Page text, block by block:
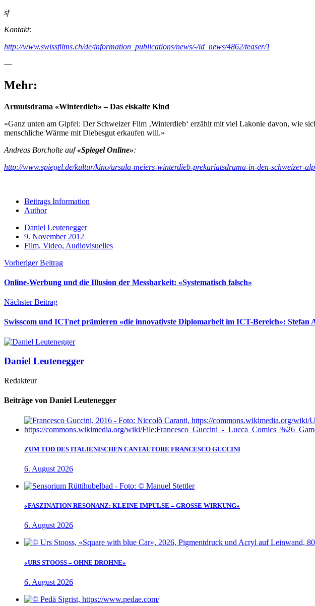
sf
Kontakt:
http://www.swissfilms.ch/de/information_publications/news/-/id_news/4862/teaser/1
—
Mehr:
Armutsdrama «Winterdieb» – Das eiskalte Kind
«Ganz unten am Gipfel: Der Schweizer Film ‚Winterdieb‘ erzählt mit viel Lakonie davon, wie
menschliche Wärme mit Diebesgut erkaufen will.»
Andreas Borcholte auf«Spiegel Online»:
http://www.spiegel.de/kultur/kino/ursula-meiers-winterdieb-prekariatsdrama-in-den-schweizer-
Beitrags Information
Author
Daniel Leutenegger
9. November 2012
Film, Video, Audiovisuelles
Vorheriger Beitrag
Online-Werbung und die Illusion der Messbarkeit: «Systematisch falsch»
Nächster Beitrag
Swisscom und ICTnet prämieren «die innovativste Diplomarbeit im ICT-Bereich»: Stefan
Daniel Leutenegger
Redakteur
Beiträge von Daniel Leutenegger
ZUM TOD DES ITALIENISCHEN CANTAUTORE FRANCESCO GUCCINI
6. August 2026
«FASZINATION RESONANZ: KLEINE IMPULSE – GROSSE WIRKUNG»
6. August 2026
«URS STOOSS – OHNE DROHNE»
6. August 2026